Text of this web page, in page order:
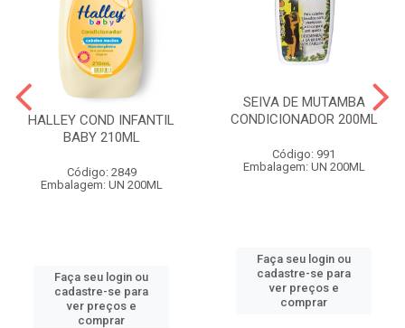
HALLEY COND INFANTIL
BABY 210ML
Código: 2849
Embalagem: UN 200ML
Faça seu login ou
cadastre-se para
ver preços e
comprar
SEIVA DE MUTAMBA
CONDICIONADOR 200ML
Código: 991
Embalagem: UN 200ML
Faça seu login ou
cadastre-se para
ver preços e
comprar